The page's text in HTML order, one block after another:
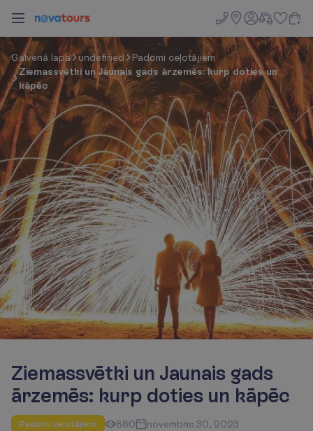
Galvenā lapa undefined
Padomi ceļotājiem
Ziemassvētki un Jaunais gads ārzemēs: kurp doties un
kāpēc
Ziemassvētki un Jaunais gads
ārzemēs: kurp doties un kāpēc
Padomi ceļotājiem 860 novembris 30, 2023